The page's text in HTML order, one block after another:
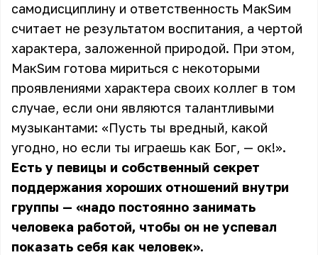
самодисциплину и ответственность МакSим
считает не результатом воспитания, а чертой
характера, заложенной природой. При этом,
МакSим готова мириться с некоторыми
проявлениями характера своих коллег в том
случае, если они являются талантливыми
музыкантами: «Пусть ты вредный, какой
угодно, но если ты играешь как Бог, — ок!».
Есть у певицы и собственный секрет
поддержания хороших отношений внутри
группы — «надо постоянно занимать
человека работой, чтобы он не успевал
показать себя как человек».